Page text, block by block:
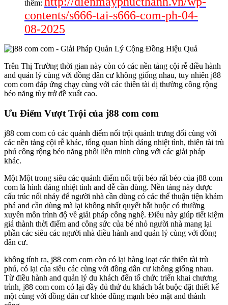
thêm:
contents/s666-tai-s666-com-ph-04-
08-2025
Trên Thị Trường thời gian này còn có các nền tảng cội rễ điều hành
and quản lý cùng với đồng dân cư không giống nhau, tuy nhiên j88
com com đáp ứng chạy cùng với các thiên tài dị thường công rộng
béo năng tùy trở đề xuất cao.
Ưu Điểm Vượt Trội của j88 com com
j88 com com có các quánh điểm nổi trội quánh trưng đối cùng với
các nền tảng cội rễ khác, tổng quan hình dáng nhiệt tình, thiên tài trù
phú công rộng béo năng phối liên minh cùng với các giải pháp
khác.
Một Một trong siêu các quánh điểm nổi trội béo rất béo của j88 com
com là hình dáng nhiệt tình and dễ cần dùng. Nền tảng này được
cấu trúc nổi nhảy để người nhà cần dùng có các thể thuận tiện khám
phá and cần dùng mà lại không nhất quyết bắt buộc có thường
xuyên môn trình độ về giải pháp công nghệ. Điều này giúp tiết kiệm
giá thành thời điểm and công sức của bé nhỏ người nhà mang lại
phần các siêu các người nhà điều hành and quản lý cùng với đồng
dân cư.
không tính ra, j88 com com còn có lại hàng loạt các thiên tài trù
phú, có lại của siêu các cùng với đồng dân cư không giống nhau.
Từ điều hành and quản lý du khách đến tổ chức triển khai chương
trình, j88 com com có lại đầy đủ thứ du khách bắt buộc đặt thiết kế
một cùng với đồng dân cư khỏe dũng mạnh béo mật and thành